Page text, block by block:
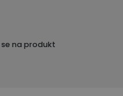
na produkt